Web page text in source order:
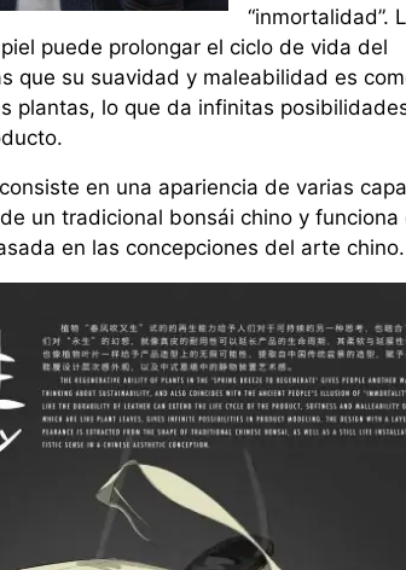
“inmortalidad”.
puede prolongar el ciclo de vida del
que su suavidad y maleabilidad es
plantas, lo que da infinitas
en una apariencia de varias
un tradicional bonsái chino y funciona
en las concepciones del arte chino.